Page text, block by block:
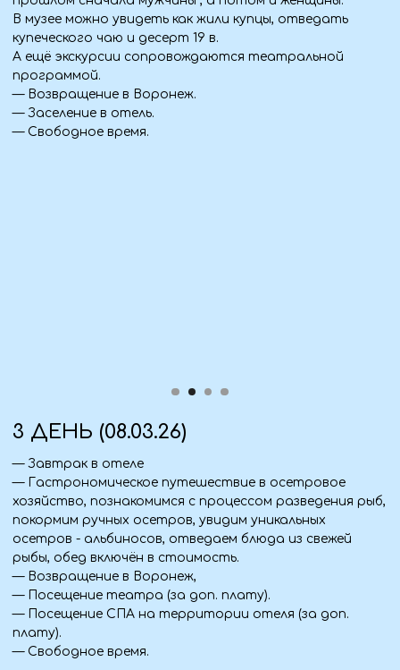
— Прибытие домой ~9:00 утра.
5 ДЕНЬ (10.03.26)
пингвинами, океанскими черепахами, морскими
Что взять с собой